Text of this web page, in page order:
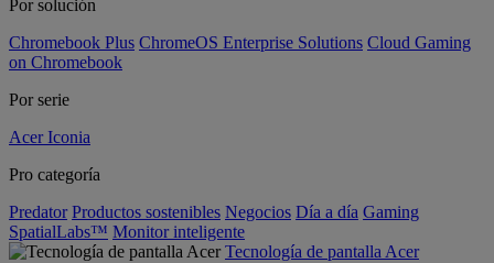
Por solución
Chromebook Plus ChromeOS Enterprise Solutions Cloud Gaming
on Chromebook
Por serie
Acer Iconia
Pro categoría
Predator Productos sostenibles Negocios Día a día Gaming
SpatialLabs™ Monitor inteligente
Tecnología de pantalla Acer